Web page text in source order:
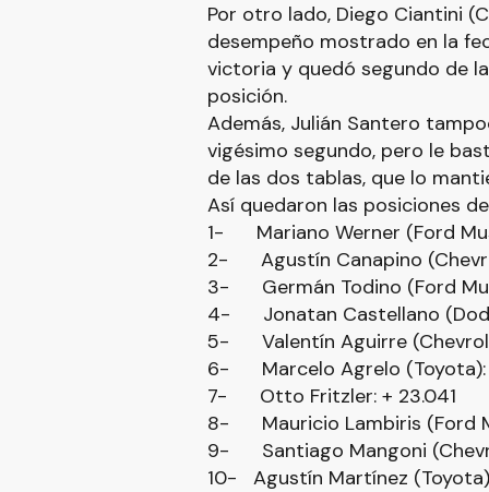
Por otro lado, Diego Ciantini
desempeño mostrado en la
victoria y quedó segundo de
posición.
Además, Julián Santero
vigésimo segundo, pero le
de las dos tablas, que lo
Así quedaron las posiciones
1- Mariano Werner (Ford
2- Agustín Canapino
3- Germán Todino (Ford
4- Jonatan Castellano
5- Valentín Aguirre
6- Marcelo Agrelo (Toyota):
7- Otto Fritzler: + 23.041
8- Mauricio Lambiris (Ford
9- Santiago Mangoni
10- Agustín Martínez